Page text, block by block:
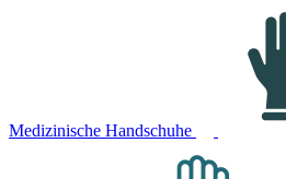
Medizinische Handschuhe